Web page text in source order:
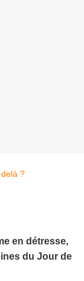
en détresse,
du Jour de